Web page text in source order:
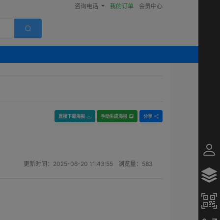
咨询电话 我的订单 会员中心
直接下载海报 手动生成海报 分享
更新时间： 2025-06-20 11:43:55 浏览量： 583